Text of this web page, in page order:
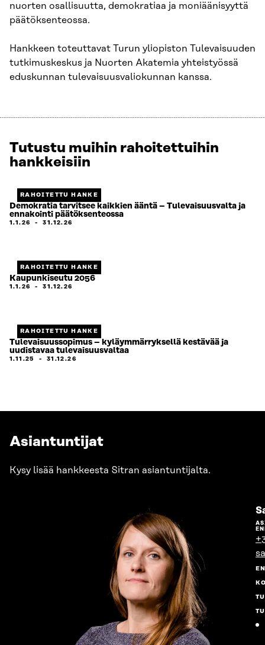
nuorten osallisuutta, demokratiaa ja moniäänisyyttä
päätöksenteossa.
Hankkeen toteuttavat Turun yliopiston Tulevaisuuden
tutkimuskeskus ja Nuorten Akatemia yhteistyössä
eduskunnan tulevaisuusvaliokunnan kanssa.
Tutustu muihin rahoitettuihin
hankkeisiin
RAHOITETTU HANKE
Demokratia tarvitsee kaikkien ääntä – Tulevaisuusvalta ja
ennakointi päätöksenteossa
1.1.26 -31.12.26
RAHOITETTU HANKE
Kaupunkiseutu 2056
1.1.26 -31.12.26
RAHOITETTU HANKE
Tulevaisuussopimus – kyläymmärryksellä kestävää ja
uudistavaa tulevaisuusvaltaa
1.11.25 - 31.12.26
Asiantuntijat
Kysy lisää hankkeesta Sitran asiantuntijalta.